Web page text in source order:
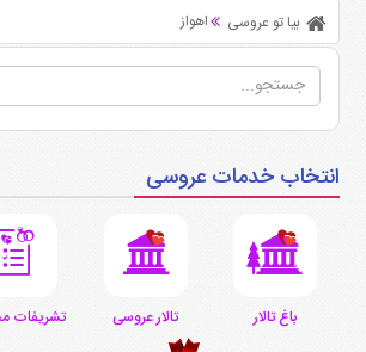
بیا تو عروسی اهواز
انتخاب خدمات عروسی
باغ تالار تالار عروسی تشریفات